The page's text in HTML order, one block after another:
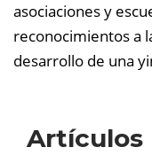
asociaciones y
reconocimientos a
desarrollo de una
Artículos